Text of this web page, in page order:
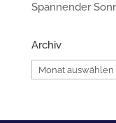
Spannender
Archiv
Archiv